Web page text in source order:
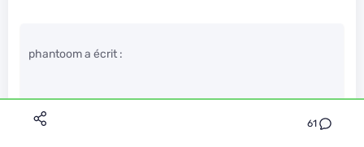
61
phantoom a écrit :
commence à apparaitre sur les capteur Kinect.